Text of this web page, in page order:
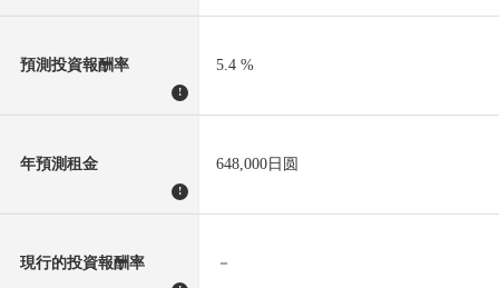
預測投資報酬率
!
5.4 %
年預測租金
!
648,000日圆
現行的投資報酬率 －